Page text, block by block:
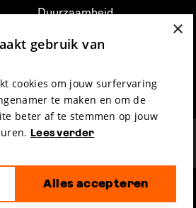
Duurzaamheid
vrijwilligerswerk bij FFG
Privacy & Disclaimer
×
gebruik van
cookies om jouw surfervaring
te maken en om de
beter af te stemmen op jouw
Lees verder
Alles accepteren